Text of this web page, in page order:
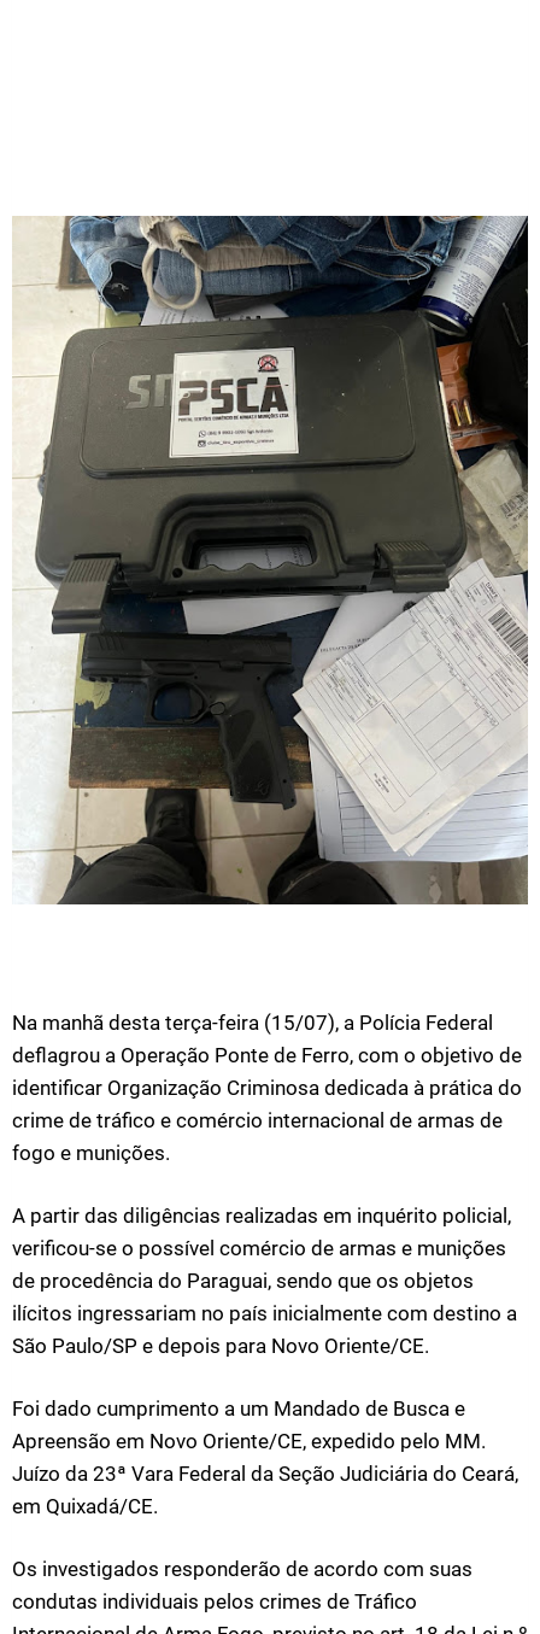
Na manhã desta terça-feira (15/07), a Polícia Federal
deflagrou a Operação Ponte de Ferro, com o objetivo de
identificar Organização Criminosa dedicada à prática do
crime de tráfico e comércio internacional de armas de
fogo e munições.
A partir das diligências realizadas em inquérito policial,
verificou-se o possível comércio de armas e munições
de procedência do Paraguai, sendo que os objetos
ilícitos ingressariam no país inicialmente com destino a
São Paulo/SP e depois para Novo Oriente/CE.
Foi dado cumprimento a um Mandado de Busca e
Apreensão em Novo Oriente/CE, expedido pelo MM.
Juízo da 23ª Vara Federal da Seção Judiciária do Ceará,
em Quixadá/CE.
Os investigados responderão de acordo com suas
condutas individuais pelos crimes de Tráfico